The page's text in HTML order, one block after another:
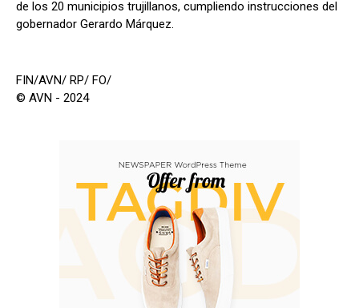
de los 20 municipios trujillanos, cumpliendo instrucciones del
gobernador Gerardo Márquez.
FIN/AVN/ RP/ FO/
© AVN - 2024